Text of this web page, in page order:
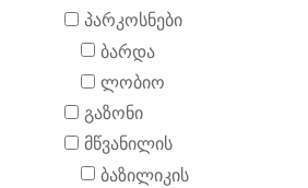
პარკოსნები
ბარდა
ლობიო
გაზონი
მწვანილის
ბაზილიკის